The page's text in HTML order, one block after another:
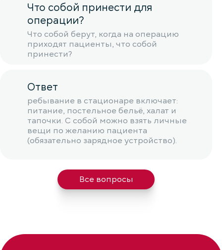
Все вопросы
Что собой принести для
операции?
Что собой берут, когда на операцию
приходят пациенты, что собой
принести?
Ответ
ребывание в стационаре включает:
питание, постельное бельё, халат и
тапочки. С собой можно взять личные
вещи по желанию пациента
(обязательно зарядное устройство).